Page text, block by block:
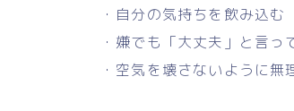
・自分の気持ちを飲み込む
・嫌でも「大丈夫」と言っ
・空気を壊さないように無